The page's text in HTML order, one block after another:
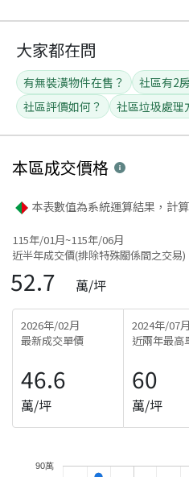
大家都在問
有無裝潢物件在售？
社區有2
社區評價如何？
社區垃圾處理
本區成交價格
本表數值為系統運算結果，計
115年/01月~115年/06月
近半年成交價(排除特殊關係間之交易)
52.7 萬/坪
2026年/02月
最新成交單價
46.6
萬/坪
2024年/07月
近兩年最高
60
萬/坪
90萬